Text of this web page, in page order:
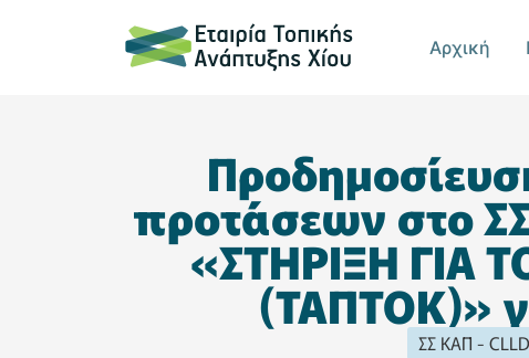
Αρχική
προτάσεων στο
«ΣΤΗΡΙΞΗ ΓΙΑ
(ΤΑΠΤΟΚ)»
ΣΣ ΚΑΠ -